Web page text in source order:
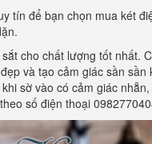
tín để bạn chọn mua két
cho chất lượng tốt nhất.
và tạo cảm giác sần
sờ vào có cảm giác
số điện thoại